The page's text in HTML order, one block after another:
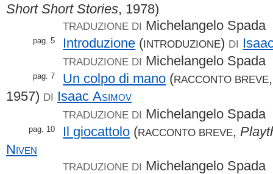
Short Short Stories, 1978)
TRADUZIONE DI Michelangelo Spada
pag. 5 Introduzione (INTRODUZIONE) DI
TRADUZIONE DI Michelangelo Spada
pag. 7 Un colpo di mano (RACCONTO BREVE
1957) DI Isaac Asimov
TRADUZIONE DI Michelangelo Spada
pag. 10 Il giocattolo (RACCONTO BREVE,
Niven
TRADUZIONE DI Michelangelo Spada